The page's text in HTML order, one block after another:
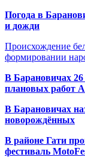
Погода в
и дожди
Происхождение
формировании
В Барановичах
плановых работ
В Барановичах
новорождённых
В районе Гати
фестиваль